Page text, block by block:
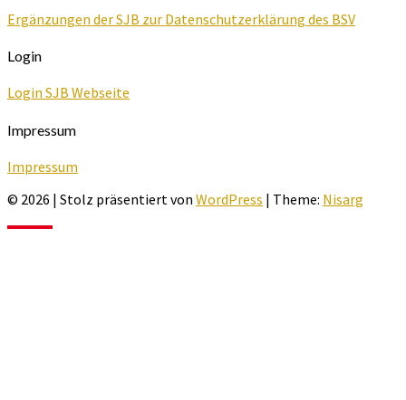
Ergänzungen der SJB zur Datenschutzerklärung des BSV
Login
Login SJB Webseite
Impressum
Impressum
© 2026 | Stolz präsentiert von WordPress | Theme: Nisarg